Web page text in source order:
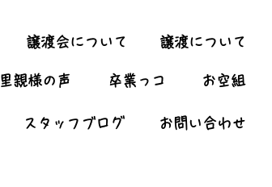
譲渡会について 譲渡について
里親様の声 卒業っコ お空組
スタッフブログ お問い合わせ